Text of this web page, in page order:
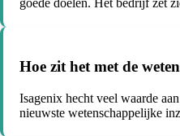
Hoe zit het met de
Isagenix hecht veel waarde
nieuwste wetenschappelijke